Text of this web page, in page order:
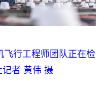
飞行工程师团队正在检
者 黄伟 摄